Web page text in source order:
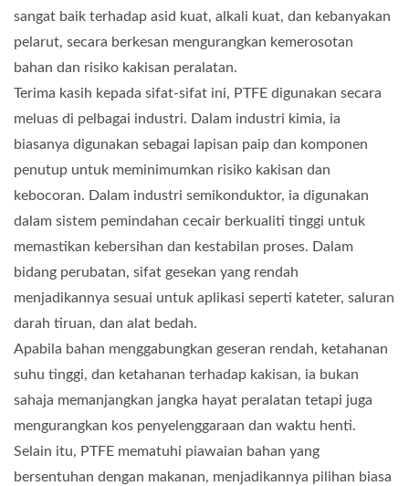
sangat baik terhadap asid kuat, alkali kuat, dan kebanyakan
pelarut, secara berkesan mengurangkan kemerosotan
bahan dan risiko kakisan peralatan.
Terima kasih kepada sifat-sifat ini, PTFE digunakan secara
meluas di pelbagai industri. Dalam industri kimia, ia
biasanya digunakan sebagai lapisan paip dan komponen
penutup untuk meminimumkan risiko kakisan dan
kebocoran. Dalam industri semikonduktor, ia digunakan
dalam sistem pemindahan cecair berkualiti tinggi untuk
memastikan kebersihan dan kestabilan proses. Dalam
bidang perubatan, sifat gesekan yang rendah
menjadikannya sesuai untuk aplikasi seperti kateter, saluran
darah tiruan, dan alat bedah.
Apabila bahan menggabungkan geseran rendah, ketahanan
suhu tinggi, dan ketahanan terhadap kakisan, ia bukan
sahaja memanjangkan jangka hayat peralatan tetapi juga
mengurangkan kos penyelenggaraan dan waktu henti.
Selain itu, PTFE mematuhi piawaian bahan yang
bersentuhan dengan makanan, menjadikannya pilihan biasa